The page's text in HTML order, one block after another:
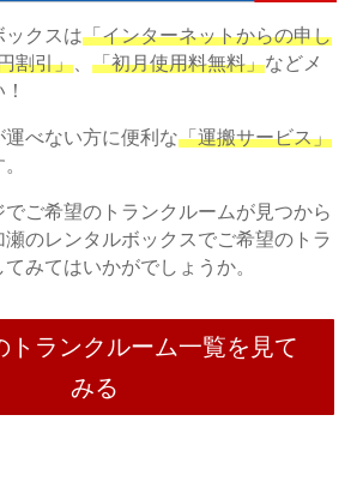
ックスは「インターネットからの申し
割引」 、「初月使用料無料」などメ
べない方に便利な「運搬サービス」
ご希望のトランクルームが見つから
のレンタルボックスでご希望のトラ
みてはいかがでしょうか。
トランクルーム一覧を見て
みる